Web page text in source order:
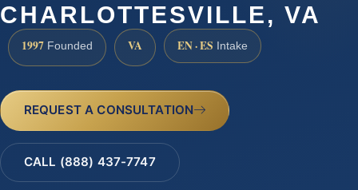
CHARLOTTESVILLE, VA
1997 Founded VA EN · ES Intake
REQUEST A CONSULTATION
CALL (888) 437-7747